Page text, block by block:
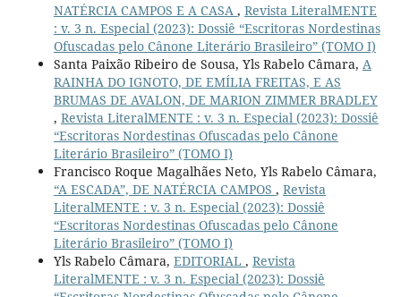
NATÉRCIA CAMPOS E A CASA , Revista LiteralMENTE
: v. 3 n. Especial (2023): Dossiê “Escritoras Nordestinas
Ofuscadas pelo Cânone Literário Brasileiro” (TOMO I)
Santa Paixão Ribeiro de Sousa, Yls Rabelo Câmara, A
RAINHA DO IGNOTO, DE EMÍLIA FREITAS, E AS
BRUMAS DE AVALON, DE MARION ZIMMER BRADLEY
, Revista LiteralMENTE : v. 3 n. Especial (2023): Dossiê
“Escritoras Nordestinas Ofuscadas pelo Cânone
Literário Brasileiro” (TOMO I)
Francisco Roque Magalhães Neto, Yls Rabelo Câmara,
“A ESCADA”, DE NATÉRCIA CAMPOS , Revista
LiteralMENTE : v. 3 n. Especial (2023): Dossiê
“Escritoras Nordestinas Ofuscadas pelo Cânone
Literário Brasileiro” (TOMO I)
Yls Rabelo Câmara, EDITORIAL , Revista
LiteralMENTE : v. 3 n. Especial (2023): Dossiê